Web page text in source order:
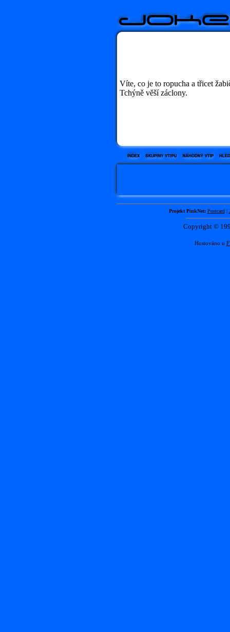
Víte, co je to ropucha a třicet
Tchýně věší záclony.
Projekt PinkNet: Postcard|
Copyright ©
Hostováno u